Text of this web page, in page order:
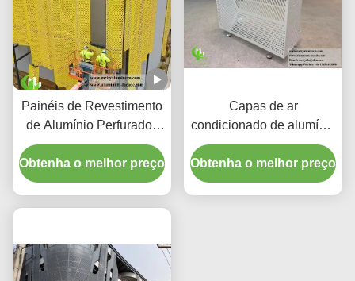
Painéis de Revestimento
de Alumínio Perfurados
CNC Personalizados
com Liga 3003 H14/H24
e Revestimento PVDF
Obtenha o melhor preço
Capas de ar
condicionado de alumínio
premium | Telas de
proteção decorativas
Obtenha o melhor preço